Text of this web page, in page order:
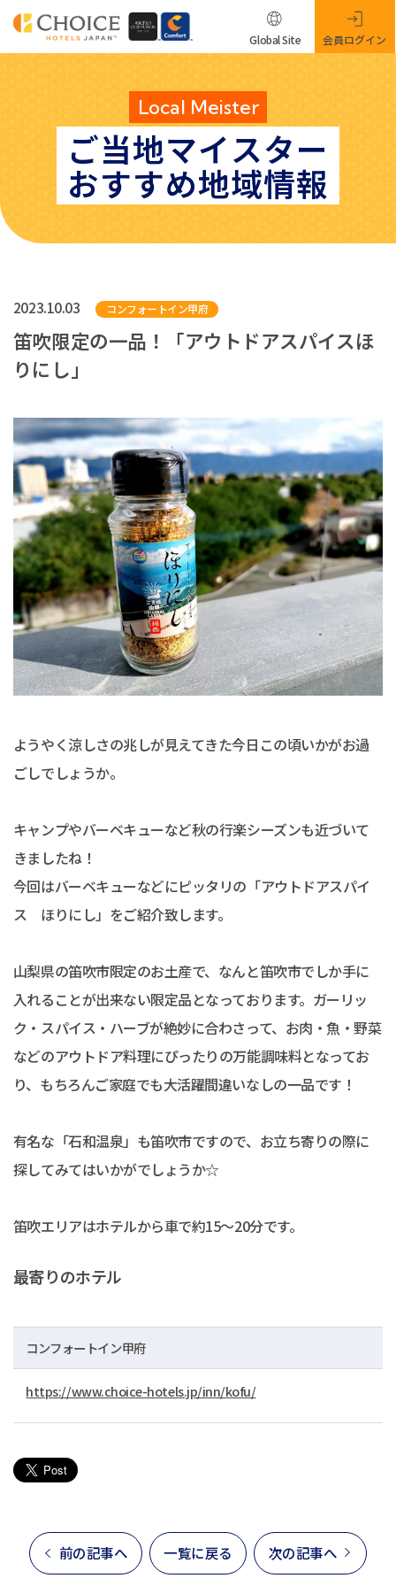
Local Meister
ご当地マイスター
おすすめ地域情報
Global Site 会員ログイン
2023.10.03 コンフォートイン甲府
笛吹限定の一品！「アウトドアスパイスほ
りにし」
ようやく涼しさの兆しが見えてきた今日この頃いかがお過
ごしでしょうか。
キャンプやバーベキューなど秋の行楽シーズンも近づいて
きましたね！
今回はバーベキューなどにピッタリの「アウトドアスパイ
ス ほりにし」をご紹介致します。
山梨県の笛吹市限定のお土産で、なんと笛吹市でしか手に
入れることが出来ない限定品となっております。ガーリッ
ク・スパイス・ハーブが絶妙に合わさって、お肉・魚・野菜
などのアウトドア料理にぴったりの万能調味料となってお
り、もちろんご家庭でも大活躍間違いなしの一品です！
有名な「石和温泉」も笛吹市ですので、お立ち寄りの際に
探してみてはいかがでしょうか☆
笛吹エリアはホテルから車で約15～20分です。
最寄りのホテル
コンフォートイン甲府
https://www.choice-hotels.jp/inn/kofu/
前の記事へ 一覧に戻る 次の記事へ